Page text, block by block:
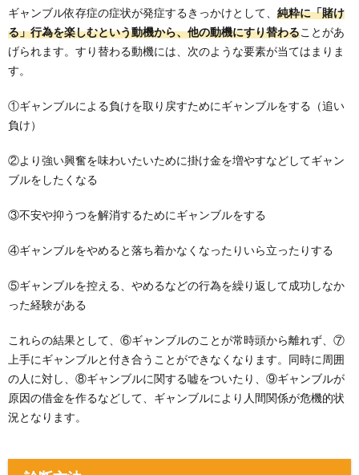
ギャンブル依存症の症状が発症するきっかけとして、 純粋に「賭け
る」行為を楽しむという動機から、他の動機にすり替わることがあ
げられます。すり替わる動機には、次のような要素が当てはまりま
す。
①ギャンブルによる負けを取り戻すためにギャンブルをする（追い
負け）
②より強い興奮を味わいたいために掛け金を増やすなどしてギャン
ブルをしたくなる
③不安や抑うつを解消するためにギャンブルをする
④ギャンブルをやめると落ち着かなくなったりいら立ったりする
⑤ギャンブルを控える、やめるなどの行為を繰り返して成功しなか
った経験がある
これらの結果として、⑥ギャンブルのことが常時頭から離れず、⑦
上手にギャンブルと付き合うことができなくなります。同時に周囲
の人に対し、⑧ギャンブルに関する嘘をついたり、⑨ギャンブルが
原因の借金を作るなどして、ギャンブルにより人間関係が危機的状
況となります。